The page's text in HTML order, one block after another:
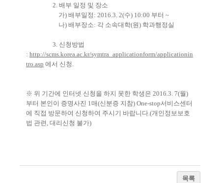
2. 배부 일정 및 장소
가) 배부일정: 2016.3. 2(수) 10:00 부터 ~
나) 배부장소: 각 소속대학(원) 학과행정실
3. 신청방법
: http://scms.korea.ac.kr/symtra_applicationform/applicationin
tro.asp 에서 신청.
※ 위 기간에 인터넷 신청을 하지 못한 학생은 2016.3. 7(월)
부터 본인이 증명사진 1매(신분증 지참) One-stop서비스센터
에 직접 방문하여 신청하여 주시기 바랍니다.(개인정보보호
법 관련, 대리신청 불가)
목록